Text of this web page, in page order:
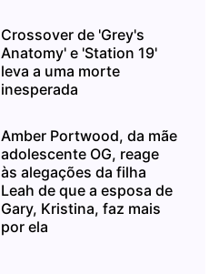
Crossover de 'Grey's
Anatomy' e 'Station 19'
leva a uma morte
inesperada
Amber Portwood, da mãe
adolescente OG, reage
às alegações da filha
Leah de que a esposa de
Gary, Kristina, faz mais
por ela